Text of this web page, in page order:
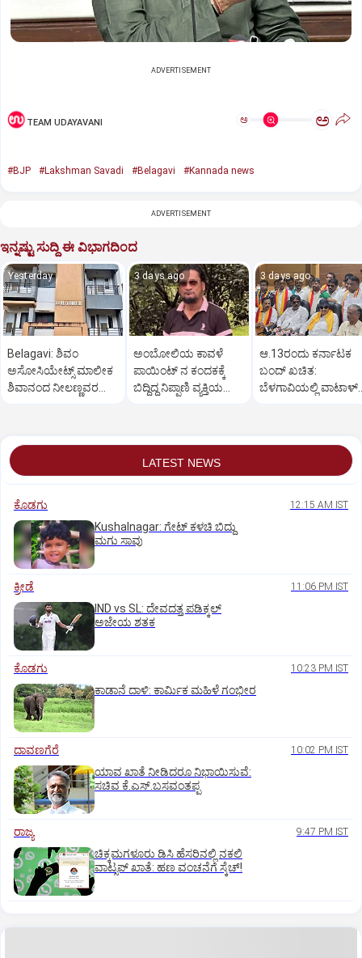
ADVERTISEMENT
TEAM UDAYAVANI ಅ ಅ
#BJP #Lakshman Savadi #Belagavi #Kannada news
ADVERTISEMENT
ಇನ್ನಷ್ಟು ಸುದ್ದಿ ಈ ವಿಭಾಗದಿಂದ
Yesterday
Belagavi: ಶಿವಂ
ಅಸೋಸಿಯೇಟ್ಸ್ ಮಾಲೀಕ
ಶಿವಾನಂದ ನೀಲಣ್ಣವರ
3 days ago
ಅಂಬೋಲಿಯ ಕಾವಳೆ‌
ಪಾಯಿಂಟ್ ನ ಕಂದಕಕ್ಕೆ
ಬಿದ್ದಿದ್ದ ನಿಪ್ಪಾಣಿ ವ್ಯಕ್ತಿಯ
3 days ago
ಆ.13ರಂದು ಕರ್ನಾಟಕ
ಬಂದ್ ಖಚಿತ:
ಬೆಳಗಾವಿಯಲ್ಲಿ ವಾಟಾಳ್
LATEST NEWS
ಕೊಡಗು 12:15 AM IST
Kushalnagar: ಗೇಟ್ ಕಳಚಿ ಬಿದ್ದು
ಮಗು ಸಾವು
ಕ್ರೀಡೆ 11:06 PM IST
IND vs SL: ದೇವದತ್ತ ಪಡಿಕ್ಕಲ್‌
ಅಜೇಯ ಶತಕ
ಕೊಡಗು 10:23 PM IST
ಕಾಡಾನೆ ದಾಳಿ: ಕಾರ್ಮಿಕ ಮಹಿಳೆ ಗಂಭೀರ
ದಾವಣಗೆರೆ 10:02 PM IST
ಯಾವ ಖಾತೆ ನೀಡಿದರೂ ನಿಭಾಯಿಸುವೆ:
ಸಚಿವ ಕೆ.ಎಸ್.ಬಸವಂತಪ್ಪ
ರಾಜ್ಯ 9:47 PM IST
ಚಿಕ್ಕಮಗಳೂರು ಡಿಸಿ ಹೆಸರಿನಲ್ಲಿ ನಕಲಿ
ವಾಟ್ಸಪ್ ಖಾತೆ: ಹಣ ವಂಚನೆಗೆ ಸ್ಕೆಚ್!